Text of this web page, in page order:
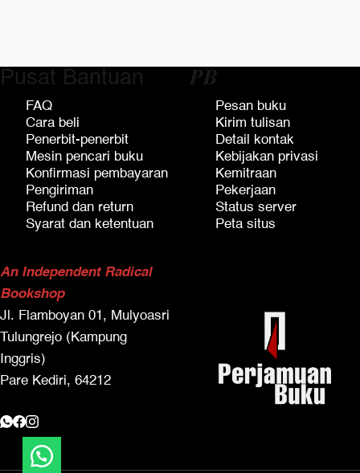
Pusat Bantuan
FAQ
Cara beli
Penerbit-penerbit
Mesin pencari buku
Konfirmasi pembayaran
Pengiriman
Refund dan return
Syarat dan ketentuan
𝑷𝑩
Pesan buku
Kirim tulisan
Detail kontak
Kebijakan privasi
Kemitraan
Pekerjaan
Status server
Peta situs
An Independent Radical
Bookshop
Jl. Flamboyan 01, Mulyoasri
Tulungrejo (Kampung
Inggris)
Pare Kediri, 64212